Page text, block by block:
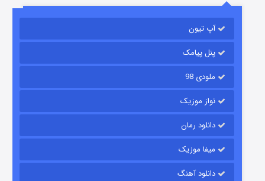
آپ تیون
پنل پیامک
ملودی 98
نواز موزیک
دانلود رمان
میفا موزیک
دانلود آهنگ